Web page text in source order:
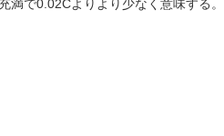
で0.02Cよりより少なく意味する。